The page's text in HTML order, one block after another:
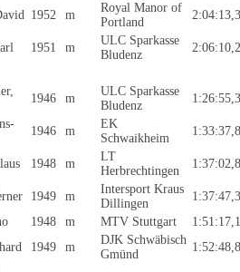
1952 m
Royal Manor of
Portland
1951 m
ULC Sparkasse
Bludenz
1946 m
ULC Sparkasse
Bludenz
1946 m
EK
Schwaikheim
1948 m
LT
Herbrechtingen
1949 m
Intersport Kraus
Dillingen
1948 m MTV Stuttgart
1949 m
DJK Schwäbisch
Gmünd